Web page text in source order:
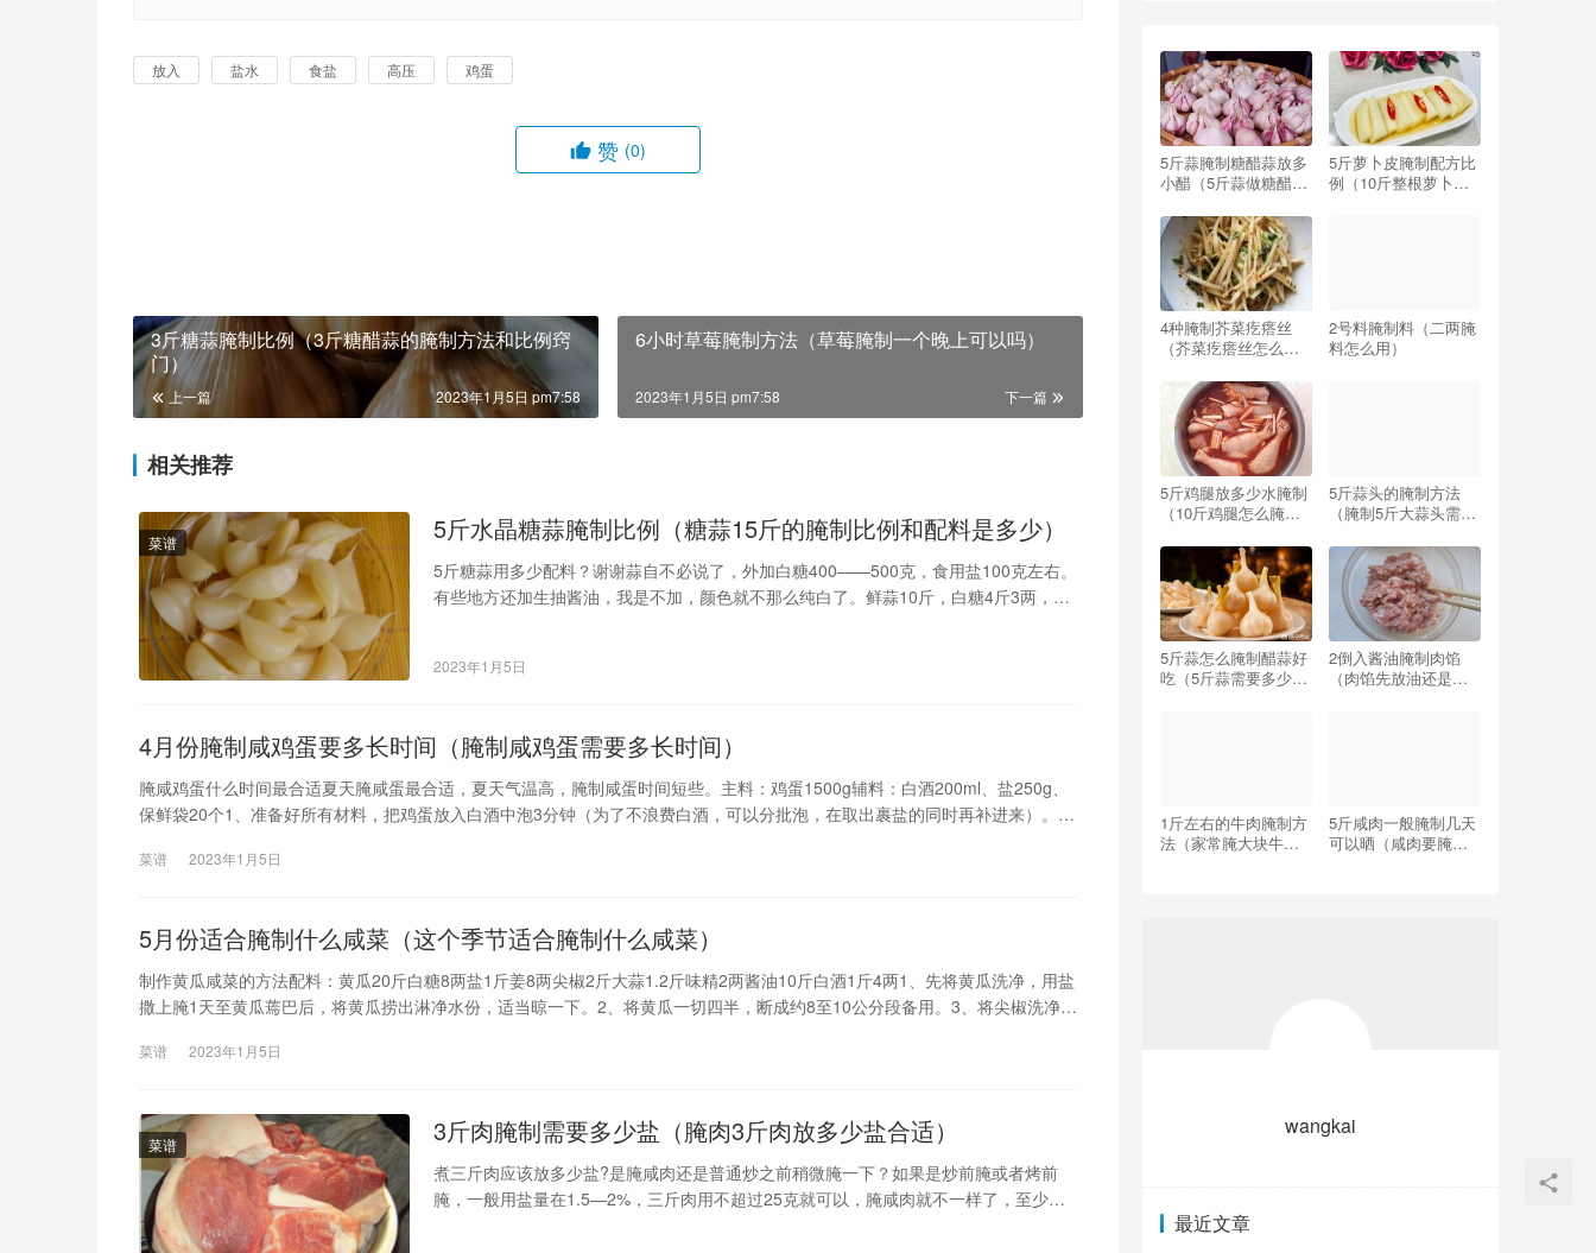
放入 盐水 食盐 高压 鸡蛋
赞 (0)
3斤糖蒜腌制比例（3斤糖醋蒜的腌制方法和比例窍
门）
上一篇 2023年1月5日 pm7:58
6小时草莓腌制方法（草莓腌制一个晚上可以吗）
下一篇
2023年1月5日 pm7:58
相关推荐
菜谱 5斤水晶糖蒜腌制比例（糖蒜15斤的腌制比例和配料是多少）
5斤糖蒜用多少配料？谢谢蒜自不必说了，外加白糖400——500克，食用盐100克左右。
有些地方还加生抽酱油，我是不加，颜色就不那么纯白了。鲜蒜10斤，白糖4斤3两，清
2023年1月5日
4月份腌制咸鸡蛋要多长时间（腌制咸鸡蛋需要多长时间）
腌咸鸡蛋什么时间最合适夏天腌咸蛋最合适，夏天气温高，腌制咸蛋时间短些。主料：鸡蛋1500g辅料：白酒200ml、盐250g、
保鲜袋20个1、准备好所有材料，把鸡蛋放入白酒中泡3分钟（为了不浪费白酒，可以分批泡，在取出裹盐的同时再补进来）。
菜谱 2023年1月5日
5月份适合腌制什么咸菜（这个季节适合腌制什么咸菜）
制作黄瓜咸菜的方法配料：黄瓜20斤白糖8两盐1斤姜8两尖椒2斤大蒜1.2斤味精2两酱油10斤白酒1斤4两1、先将黄瓜洗净，用盐
撒上腌1天至黄瓜蔫巴后，将黄瓜捞出淋净水份，适当晾一下。2、将黄瓜一切四半，断成约8至10公分段备用。3、将尖椒洗净，
菜谱 2023年1月5日
菜谱 3斤肉腌制需要多少盐（腌肉3斤肉放多少盐合适）
煮三斤肉应该放多少盐?是腌咸肉还是普通炒之前稍微腌一下？如果是炒前腌或者烤前
腌，一般用盐量在1.5—2%，三斤肉用不超过25克就可以，腌咸肉就不一样了，至少再
5斤蒜腌制糖醋蒜放多
小醋（5斤蒜做糖醋蒜,
5斤萝卜皮腌制配方比
例（10斤整根萝卜腌
4种腌制芥菜疙瘩丝
（芥菜疙瘩丝怎么腌
2号料腌制料（二两腌
料怎么用）
5斤鸡腿放多少水腌制
（10斤鸡腿怎么腌制
5斤蒜头的腌制方法
（腌制5斤大蒜头需要
5斤蒜怎么腌制醋蒜好
吃（5斤蒜需要多少糖
2倒入酱油腌制肉馅
（肉馅先放油还是先
1斤左右的牛肉腌制方
法（家常腌大块牛肉
5斤咸肉一般腌制几天
可以晒（咸肉要腌制
wangkai
最近文章